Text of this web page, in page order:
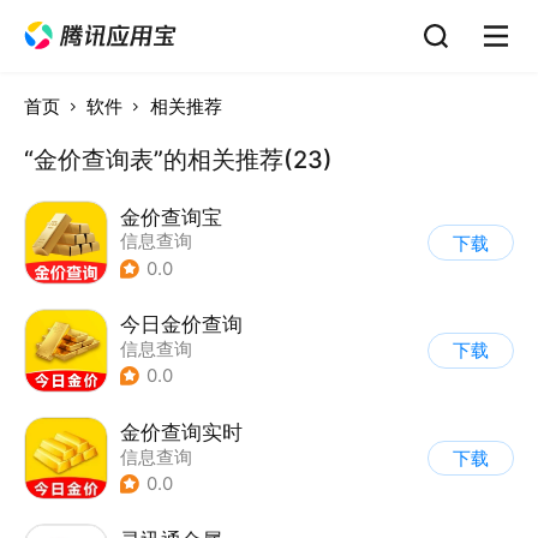
首页 软件 相关推荐
“金价查询表”的相关推荐(23)
金价查询宝
信息查询
0.0
下载
今日金价查询
信息查询
0.0
下载
金价查询实时
信息查询
0.0
下载